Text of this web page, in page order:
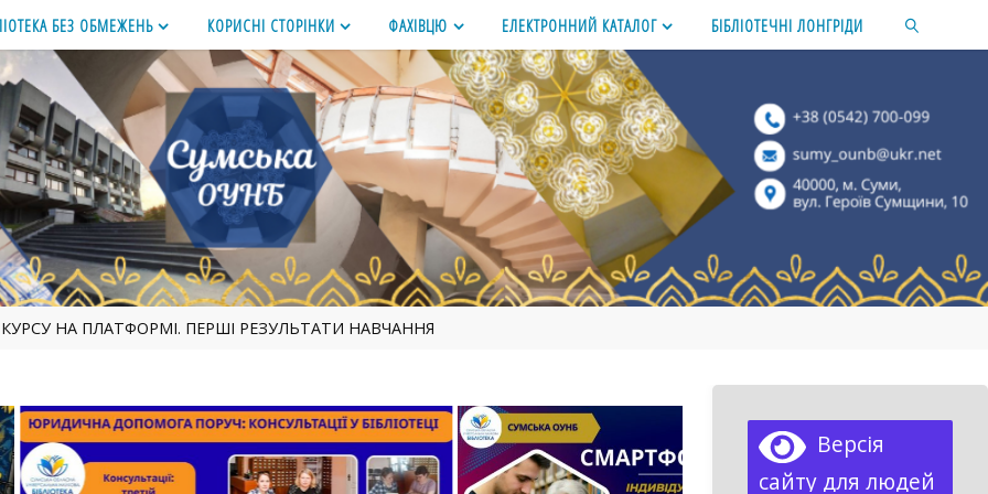
БЕЗ ОБМЕЖЕНЬ КОРИСНІ СТОРІНКИ ФАХІВЦЮ ЕЛЕКТРОННИЙ КАТАЛОГ БІБЛІОТЕЧНІ ЛОНГРІДИ
НА ПЛАТФОРМІ. ПЕРШІ РЕЗУЛЬТАТИ НАВЧАННЯ
Версія
сайту для людей